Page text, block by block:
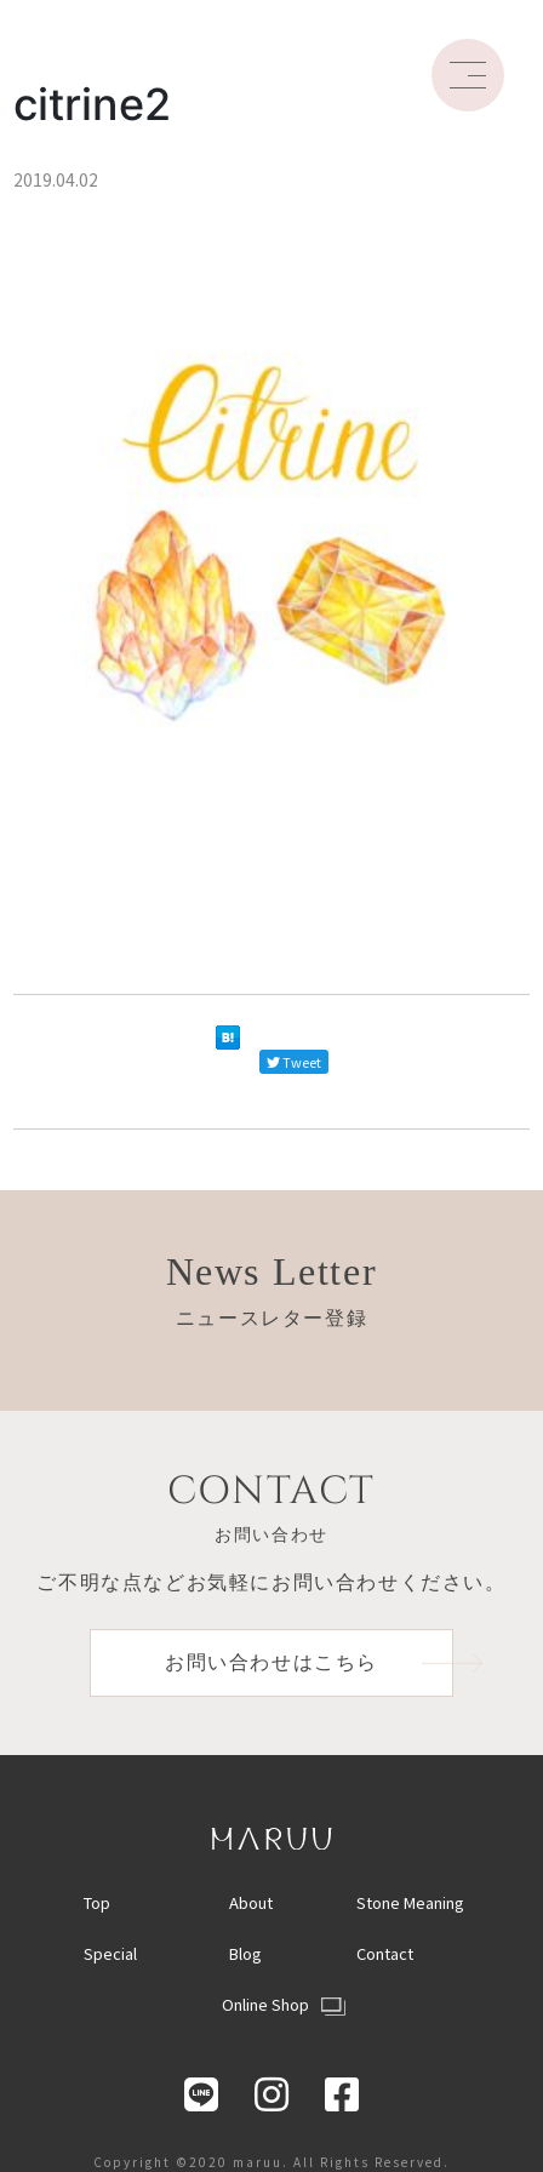
citrine2
2019.04.02
Tweet
News Letter
ニュースレター登録
CONTACT
お問い合わせ
ご不明な点などお気軽にお問い合わせください。
お問い合わせはこちら
Top About Stone Meaning
Special Blog Contact
Online Shop
Copyright ©2020 maruu. All Rights Reserved.